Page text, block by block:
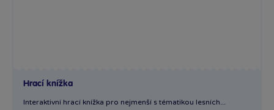
Hrací knížka
Interaktivní hrací knížka pro nejmenší s tématikou lesních...